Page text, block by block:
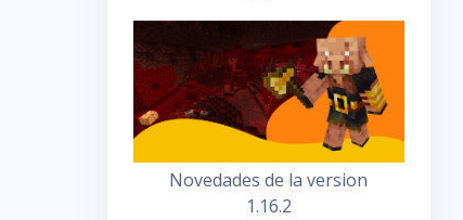
Novedades de la version
1.16.2